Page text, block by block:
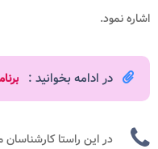
اشاره نمود.
در ادامه بخوانید :
در این راستا